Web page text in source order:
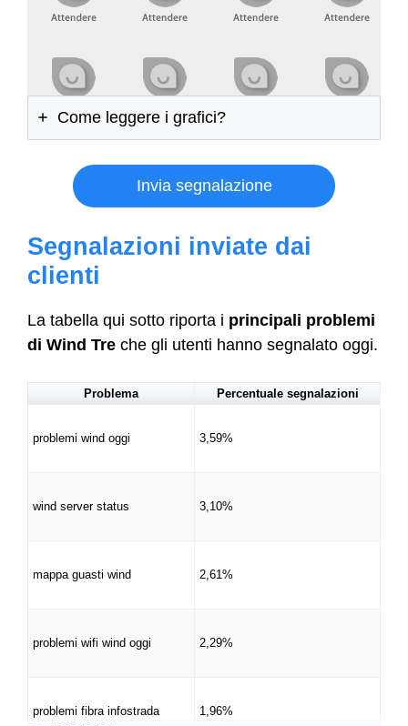
Come leggere i grafici?
Invia segnalazione
Segnalazioni inviate dai
clienti
La tabella qui sotto riporta i principali problemi
di Wind Tre che gli utenti hanno segnalato oggi.
Problema Percentuale segnalazioni
problemi wind oggi 3,59%
wind server status 3,10%
mappa guasti wind 2,61%
problemi wifi wind oggi 2,29%
problemi fibra infostrada 1,96%